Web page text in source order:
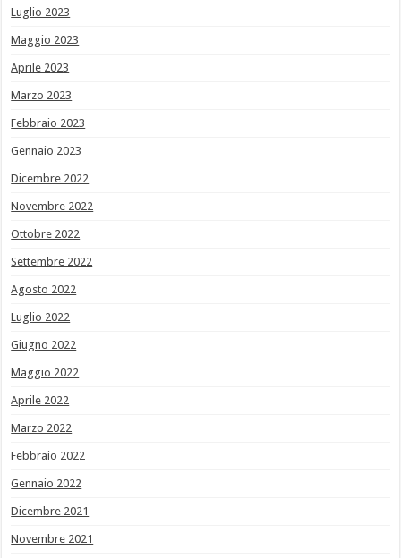
Luglio 2023
Maggio 2023
Aprile 2023
Marzo 2023
Febbraio 2023
Gennaio 2023
Dicembre 2022
Novembre 2022
Ottobre 2022
Settembre 2022
Agosto 2022
Luglio 2022
Giugno 2022
Maggio 2022
Aprile 2022
Marzo 2022
Febbraio 2022
Gennaio 2022
Dicembre 2021
Novembre 2021